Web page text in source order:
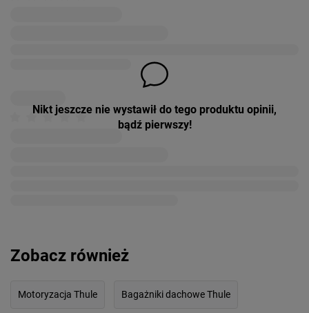
Nikt jeszcze nie wystawił do tego produktu opinii,
bądź pierwszy!
Zobacz również
Motoryzacja Thule Bagażniki dachowe Thule